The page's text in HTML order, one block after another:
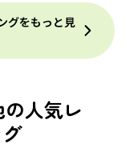
グをもっと見
人気レ